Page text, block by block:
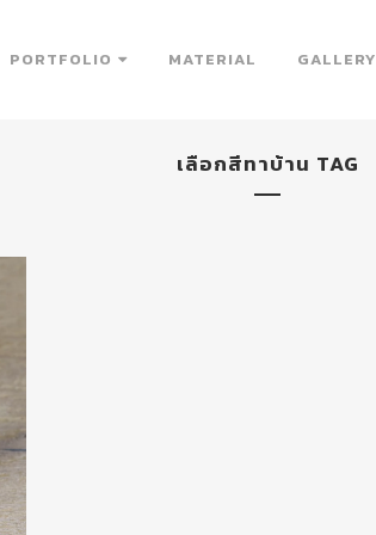
PORTFOLIO MATERIAL GALLERY
เลือกสีทาบ้าน TAG